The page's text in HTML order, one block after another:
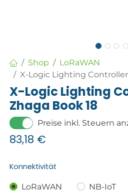
Shop
LoRaWAN
X-Logic Lighting
X-Logic Lighting
Zhaga Book 18
Preise inkl. Steuern
83,18 €
Konnektivität
LoRaWAN NB-IoT